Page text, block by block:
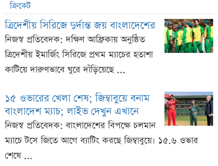
ক্রিকেট
ত্রিদেশীয় সিরিজে দুর্দান্ত জয় বাংলাদেশের
নিজস্ব প্রতিবেদক: দক্ষিণ আফ্রিকায় অনুষ্ঠিত
ত্রিদেশীয় ইমার্জিং সিরিজে প্রথম ম্যাচের হতাশা
কাটিয়ে দারুণভাবে ঘুরে দাঁড়িয়েছে ...
১৫ ওভারের খেলা শেষ; জিম্বাবুয়ে বনাম
বাংলাদেশ ম্যাচ; লাইভ দেখুন এখানে
নিজস্ব প্রতিবেদক: বাংলাদেশের বিপক্ষে চলমান
ম্যাচে টসে জিতে আগে ব্যাটিং করছে জিম্বাবুয়ে। ১৫.৬ ওভার
শেষে ...